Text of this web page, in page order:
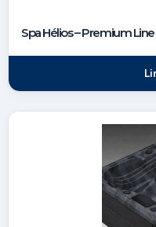
Spa Hélios – Premium Line